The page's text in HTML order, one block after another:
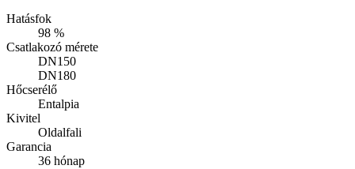
Hatásfok
98 %
Csatlakozó mérete
DN150
DN180
Hőcserélő
Entalpia
Kivitel
Oldalfali
Garancia
36 hónap